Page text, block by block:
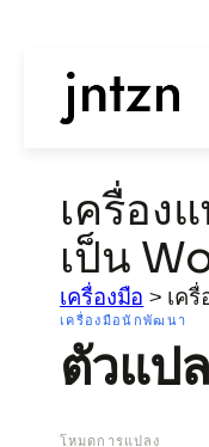
เครื่อง
เป็น
เครื่องมือ > เค
เครื่องมือนักพัฒนา
ตัวแป
โหมดการแปลง